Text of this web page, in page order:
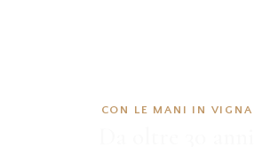
CON LE MANI IN VIGNA